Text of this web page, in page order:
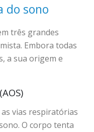
do sono
três grandes
Embora todas
a sua origem e
vias respiratórias
O corpo tenta